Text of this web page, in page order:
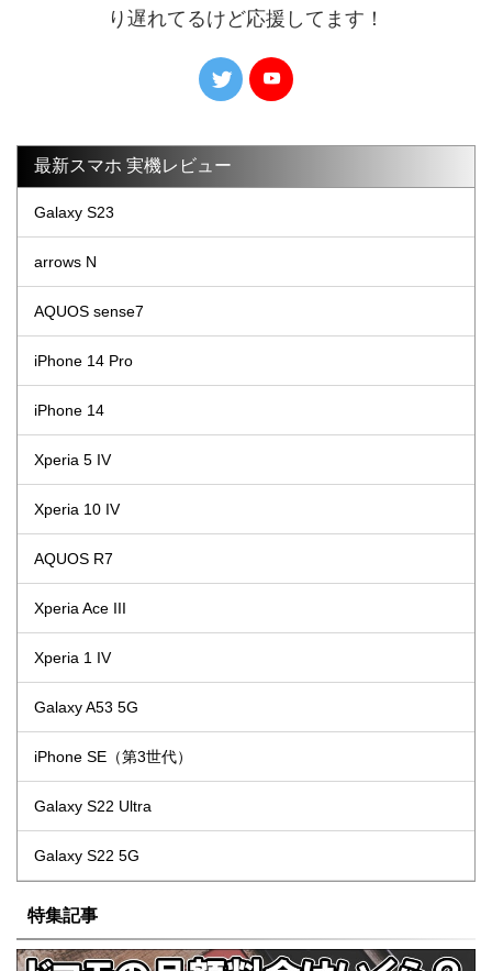
り遅れてるけど応援してます！
最新スマホ 実機レビュー
Galaxy S23
arrows N
AQUOS sense7
iPhone 14 Pro
iPhone 14
Xperia 5 IV
Xperia 10 IV
AQUOS R7
Xperia Ace III
Xperia 1 IV
Galaxy A53 5G
iPhone SE（第3世代）
Galaxy S22 Ultra
Galaxy S22 5G
特集記事